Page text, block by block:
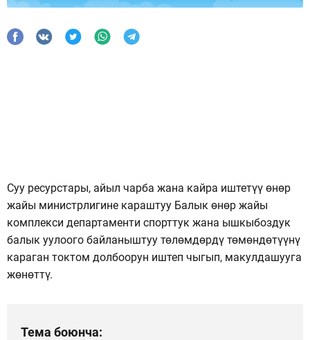
Суу ресурстары, айыл чарба жана кайра иштетүү өнөр
жайы министрлигине караштуу Балык өнөр жайы
комплекси департаменти спорттук жана ышкыбоздук
балык уулоого байланыштуу төлөмдөрдү төмөндөтүүнү
караган токтом долбоорун иштеп чыгып, макулдашууга
жөнөттү.
Тема боюнча: